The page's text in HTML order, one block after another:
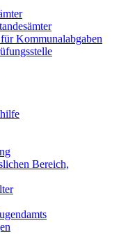
Kommunalabgaben
Bereich,